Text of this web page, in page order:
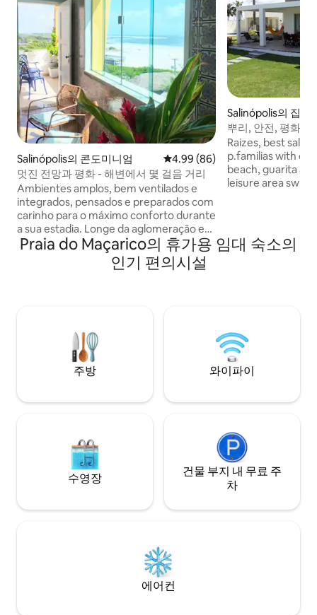
Salinópolis의 콘도미니엄 평점 4.99점(5점 만점), 후기 86
4.99 (86)
멋진 전망과 평화 - 해변에서 몇 걸음 거리
Ambientes amplos, bem ventilados e
integrados, pensados e preparados com
carinho para o máximo conforto durante
a sua estadia. ​Longe da aglomeração e
do barulho de grandes locais, nosso
apartamento oferece varanda ampla
com vista privilegiada, espaços
academia e com total paz e segurança.
Salinópolis의 집
뿌리, 안전, 평화,
Raizes, best
p.familias with
beach, guarita
leisure area
목욕 린넨부터 비
치 하우스에 필요
Praia do Maçarico의 휴가용 임대 숙소의
인기 편의시설
주방 와이파이
수영장
건물 부지 내 무료 주
차
에어컨